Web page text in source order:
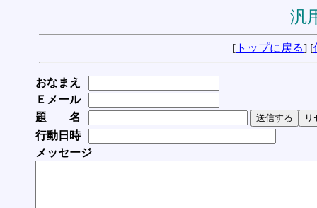
汎
[ トップに戻る] [
おなまえ
Ｅメール
題 名
行動日時
メッセージ